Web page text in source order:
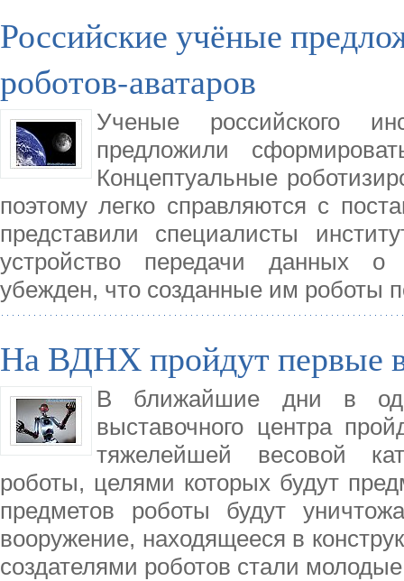
Российские учёные
роботов-аватаров
Ученые российского
предложили
Концептуальные
поэтому легко справляются с
представили специалисты
устройство передачи данных о
убежден, что созданные им роботы
На ВДНХ пройдут первые
В ближайшие дни в
выставочного центра
тяжелейшей весовой
роботы, целями которых будут
предметов роботы будут
вооружение, находящееся в
создателями роботов стали